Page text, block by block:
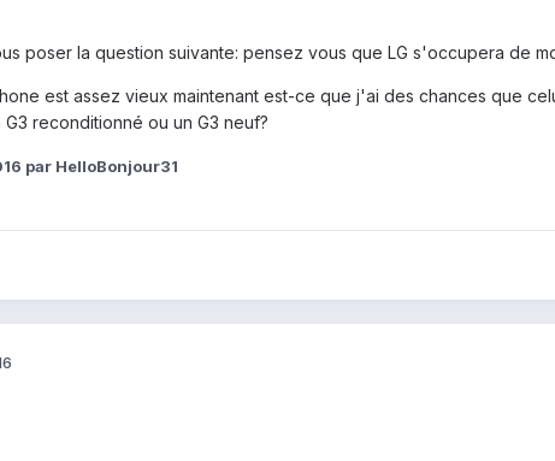
poser la question suivante: pensez vous que LG s'occupera de
est assez vieux maintenant est-ce que j'ai des chances que
reconditionné ou un G3 neuf?
par HelloBonjour31